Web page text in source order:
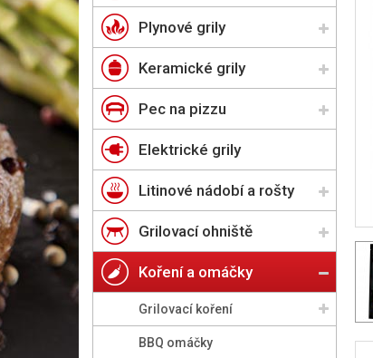
Plynové grily
Keramické grily
Pec na pizzu
Elektrické grily
Litinové nádobí a rošty
Grilovací ohniště
Koření a omáčky
Grilovací koření
BBQ omáčky